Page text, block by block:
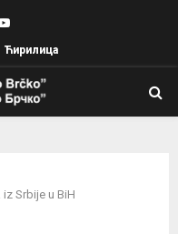
Youtube
Ћирилица
Srbije u BiH